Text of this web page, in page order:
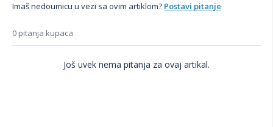
Imaš nedoumicu u vezi sa ovim artiklom? Postavi pitanje
0 pitanja kupaca
Još uvek nema pitanja za ovaj artikal.